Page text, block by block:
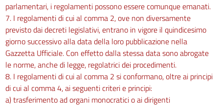
parlamentari, i regolamenti possono essere comunque emanati.
7. I regolamenti di cui al comma 2, ove non diversamente
previsto dai decreti legislativi, entrano in vigore il quindicesimo
giorno successivo alla data della loro pubblicazione nella
Gazzetta Ufficiale. Con effetto dalla stessa data sono abrogate
le norme, anche di legge, regolatrici dei procedimenti.
8. I regolamenti di cui al comma 2 si conformano, oltre ai principi
di cui al comma 4, ai seguenti criteri e principi:
a) trasferimento ad organi monocratici o ai dirigenti